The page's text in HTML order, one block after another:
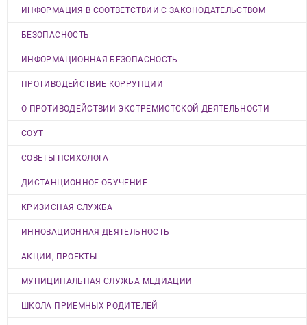
ИНФОРМАЦИЯ В СООТВЕТСТВИИ С ЗАКОНОДАТЕЛЬСТВОМ
БЕЗОПАСНОСТЬ
ИНФОРМАЦИОННАЯ БЕЗОПАСНОСТЬ
ПРОТИВОДЕЙСТВИЕ КОРРУПЦИИ
О ПРОТИВОДЕЙСТВИИ ЭКСТРЕМИСТСКОЙ ДЕЯТЕЛЬНОСТИ
СОУТ
СОВЕТЫ ПСИХОЛОГА
ДИСТАНЦИОННОЕ ОБУЧЕНИЕ
КРИЗИСНАЯ СЛУЖБА
ИННОВАЦИОННАЯ ДЕЯТЕЛЬНОСТЬ
АКЦИИ, ПРОЕКТЫ
МУНИЦИПАЛЬНАЯ СЛУЖБА МЕДИАЦИИ
ШКОЛА ПРИЕМНЫХ РОДИТЕЛЕЙ